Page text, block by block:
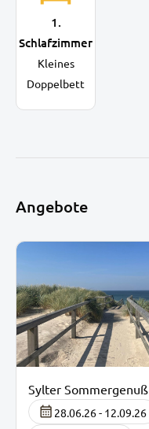
1.
Schlafzimmer
Kleines
Doppelbett
Angebote
Sylter Sommergenuß
28.06.26 - 12.09.26